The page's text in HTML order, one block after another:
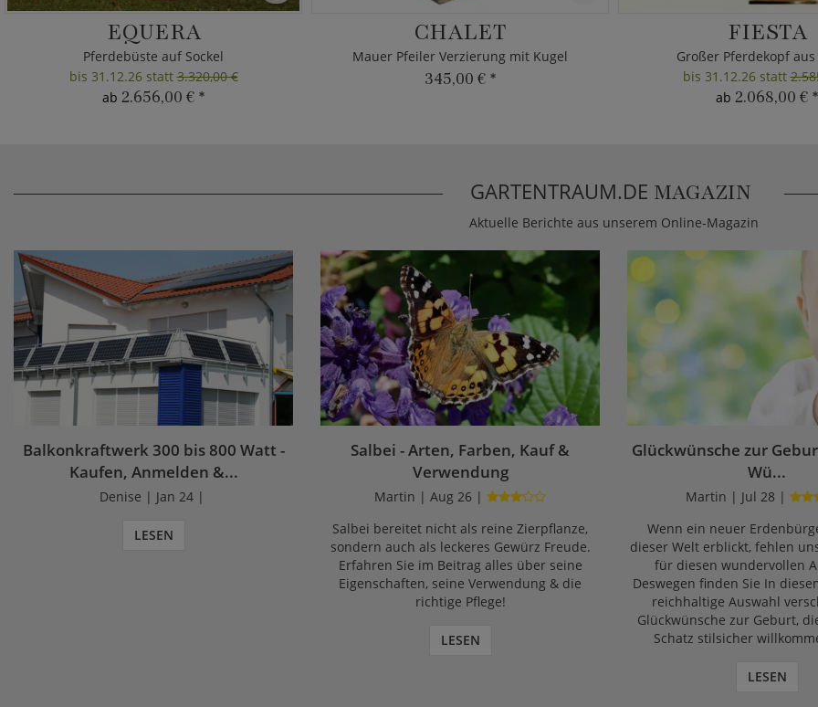
EQUERA
Pferdebüste auf Sockel
bis 31.12.26 statt3.320,00 €
ab 2.656,00 € *
CHALET
Mauer Pfeiler Verzierung mit Kugel
345,00 € *
FIESTA
Großer Pferdekopf
bis 31.12.26 statt
ab 2.068,00 € *
GARTENTRAUM.DE MAGAZIN
Aktuelle Berichte aus unserem Online-Magazin
Balkonkraftwerk 300 bis 800 Watt -
Kaufen, Anmelden &...
Denise | Jan 24 |
LESEN
Salbei - Arten, Farben, Kauf &
Verwendung
Martin | Aug 26 |
Salbei bereitet nicht als reine Zierpflanze,
sondern auch als leckeres Gewürz Freude.
Erfahren Sie im Beitrag alles über seine
Eigenschaften, seine Verwendung & die
richtige Pflege!
LESEN
Glückwünsche zur
Wü...
Martin | Jul 28 |
Wenn ein neuer
dieser Welt erblickt, fehlen
für diesen wundervollen
Deswegen finden Sie In
reichhaltige Auswahl
Glückwünsche zur Geburt,
Schatz stilsicher
LESEN